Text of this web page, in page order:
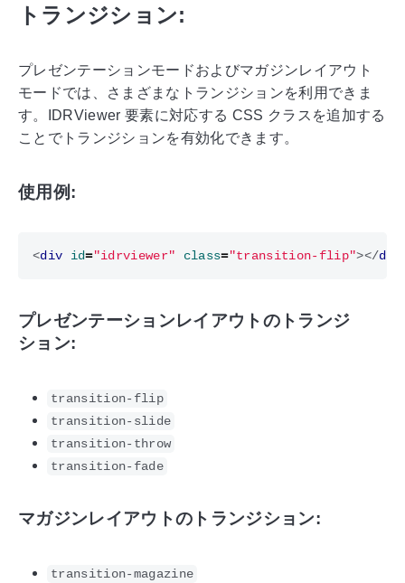
トランジション:
プレゼンテーションモードおよびマガジンレイアウト
モードでは、さまざまなトランジションを利用できま
す。IDRViewer 要素に対応する CSS クラスを追加する
ことでトランジションを有効化できます。
使用例:
<div id="idrviewer" class="transition-flip"></div
プレゼンテーションレイアウトのトランジ
ション:
transition-flip
transition-slide
transition-throw
transition-fade
マガジンレイアウトのトランジション:
transition-magazine